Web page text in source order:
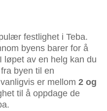
festlighet i Teba.
byens barer for å
løpet av en helg kan du
byen til en
er mellom 2 og
til å oppdage de